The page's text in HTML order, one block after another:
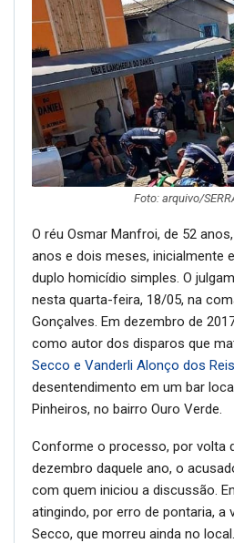
Foto: arquivo/
O réu Osmar Manfroi, de 52
anos e dois meses, inicialmente
duplo homicídio simples. O
nesta quarta-feira, 18/05, na
Gonçalves. Em dezembro de
como autor dos disparos que
Secco e Vanderli Alonço dos Reis
desentendimento em um bar
Pinheiros, no bairro Ouro Verde.
Conforme o processo, por volta
dezembro daquele ano, o
com quem iniciou a discussão.
atingindo, por erro de pontaria, a
Secco, que morreu ainda no